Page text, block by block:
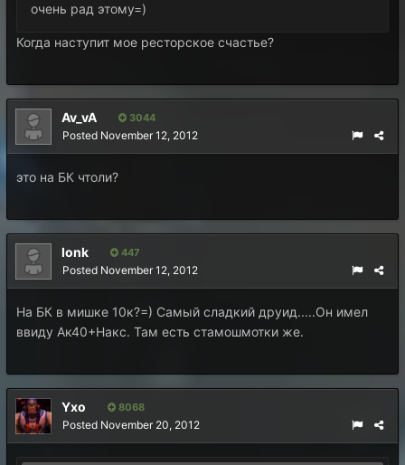
очень рад этому=)
Когда наступит мое ресторское счастье?
Av_vA 3044
Posted November 12, 2012
это на БК чтоли?
lonk 447
Posted November 12, 2012
На БК в мишке 10к?=) Самый сладкий друид.....Он имел
ввиду Ак40+Накс. Там есть стамошмотки же.
Yxo 8068
Posted November 20, 2012